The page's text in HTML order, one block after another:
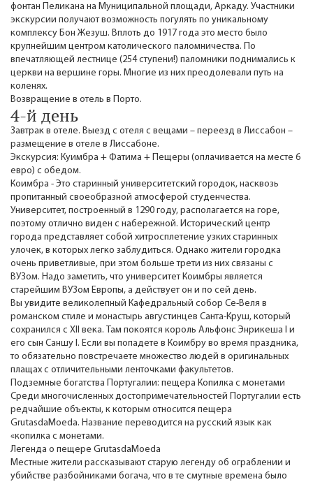
фонтан Пеликана на Муниципальной площади, Аркаду. Участники
экскурсии получают возможность погулять по уникальному
комплексу Бон Жезуш. Вплоть до 1917 года это место было
крупнейшим центром католического паломничества. По
впечатляющей лестнице (254 ступени!) паломники поднимались к
церкви на вершине горы. Многие из них преодолевали путь на
коленях.
Возвращение в отель в Порто.
4-й день
Завтрак в отеле. Выезд с отеля с вещами – переезд в Лиссабон –
размещение в отеле в Лиссабоне.
Экскурсия: Куимбра + Фатима + Пещеры (оплачивается на месте 6
евро) с обедом.
Коимбра - Это старинный университетский городок, насквозь
пропитанный своеобразной атмосферой студенчества.
Университет, построенный в 1290 году, располагается на горе,
поэтому отлично виден с набережной. Исторический центр
города представляет собой хитросплетение узких старинных
улочек, в которых легко заблудиться. Однако жители городка
очень приветливые, при этом больше трети из них связаны с
ВУЗом. Надо заметить, что университет Коимбры является
старейшим ВУЗом Европы, а действует он и по сей день.
Вы увидите великолепный Кафедральный собор Се-Веля в
романском стиле и монастырь августинцев Санта-Круш, который
сохранился с XII века. Там покоятся король Альфонс Энрикеша I и
его сын Саншу I. Если вы попадете в Коимбру во время праздника,
то обязательно повстречаете множество людей в оригинальных
плащах с отличительными ленточками факультетов.
Подземные богатства Португалии: пещера Копилка с монетами
Среди многочисленных достопримечательностей Португалии есть
редчайшие объекты, к которым относится пещера
GrutasdaMoeda. Название переводится на русский язык как
«копилка с монетами.
Легенда о пещере GrutasdaMoeda
Местные жители рассказывают старую легенду об ограблении и
убийстве разбойниками богача, что в те смутные времена было